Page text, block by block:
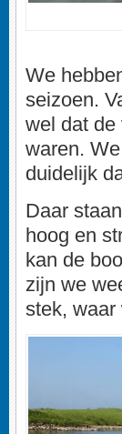
We
seizoen.
wel dat de
waren.
duidelijk
Daar
hoog en
kan de
zijn we
stek,